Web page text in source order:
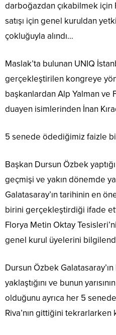
darboğazdan çıkabilmek için
satışı için genel kuruldan
çokluğuyla alındı…
Maslak’ta bulunan UNIQ
gerçekleştirilen kongreye
başkanlardan Alp Yalman ve
duayen isimlerinden İnan
5 senede ödediğimiz faizle
Başkan Dursun Özbek
geçmişi ve yakın dönemde
Galatasaray’ın tarihinin en
birini gerçekleştirdiği ifade
Florya Metin Oktay
genel kurul üyelerini
Dursun Özbek
yaklaştığını ve bunun
olduğunu ayrıca her 5
Riva’nın gittiğini tekrarlarken